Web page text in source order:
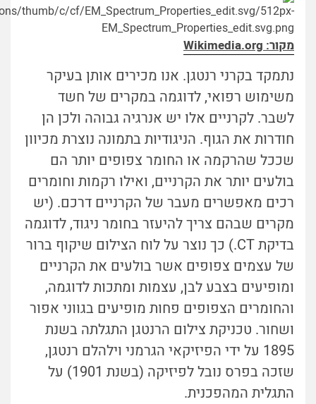
מקור: Wikimedia.org
נתמקד בקרני רנטגן. אנו מכירים אותן בעיקר
משימוש רפואי, לדוגמה במקרים של חשד
לשבר. לקרניים אלו יש אנרגיה גבוהה ולכן הן
חודרות את הגוף. הניגודיות בתמונה נוצרת מכיוון
שככל שהרקמה או החומר צפופים יותר הם
בולעים יותר את הקרניים, ואילו רקמות וחומרים
רכים מאפשרים מעבר של הקרניים דרכם. (יש
מקרים שבהם צריך להיעזר בחומר ניגוד, לדוגמה
בדיקת CT.) כך נוצר על לוח הצילום שיקוף ברור
של עצמים צפופים אשר בולעים את הקרניים
ומופיעים בצבע לבן, עצמות ומתכות לדוגמה,
והחומרים הצפופים פחות מופיעים בגווני אפור
ושחור. טכניקת צילום הרנטגן התגלתה בשנת
1895 על ידי הפיזיקאי הגרמני וילהלם רנטגן,
שזכה בפרס נובל לפיזיקה (בשנת 1901) על
התגלית המהפכנית.